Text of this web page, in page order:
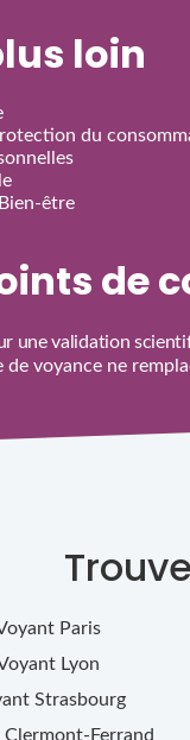
loin
du
de
une validation
de voyance ne
Paris
Lyon
Strasbourg
Clermont-Ferrand